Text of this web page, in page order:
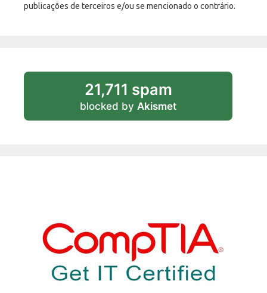
publicações de terceiros e/ou se mencionado o contrário.
21,711 spam
blocked by Akismet